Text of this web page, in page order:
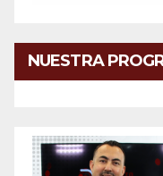
NUESTRA